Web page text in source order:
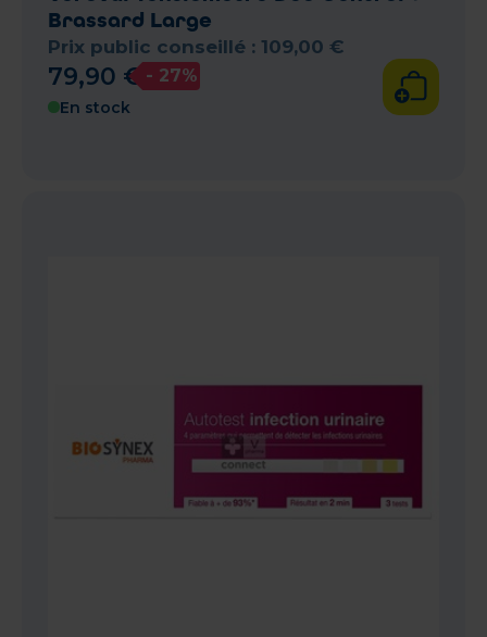
Brassard Large
Prix public conseillé : 109,00 €
79,90 € - 27%
En stock